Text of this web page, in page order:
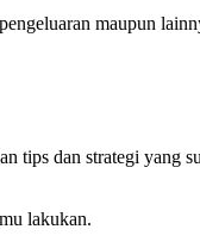
maupun
tips dan strategi yang
lakukan.